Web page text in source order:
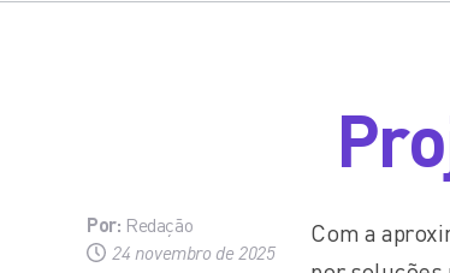
Por: Redação
24 novembro de 2025
Com a